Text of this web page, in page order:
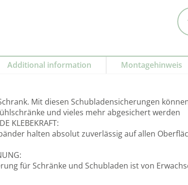
Additional information Montagehinweis
Mit diesen Schubladensicherungen
und vieles mehr abgesichert werden
KLEBEKRAFT:
halten absolut zuverlässig auf allen
für Schränke und Schubladen ist von